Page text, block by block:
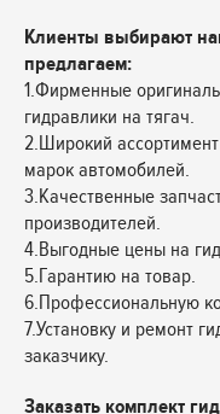
Клиенты выбирают
предлагаем:
1.Фирменные
гидравлики на тягач.
2.Широкий
марок автомобилей.
3.Качественные
производителей.
4.Выгодные цены на
5.Гарантию на товар.
6.Профессиональную
7.Установку и ремонт
заказчику.
Заказать комплект